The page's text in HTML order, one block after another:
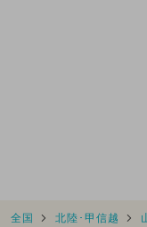
全国 北陸･甲信越